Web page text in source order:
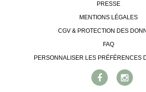
PRESSE
MENTIONS LÉGALES
CGV & PROTECTION DES
FAQ
PERSONNALISER LES PRÉFÉRENCES